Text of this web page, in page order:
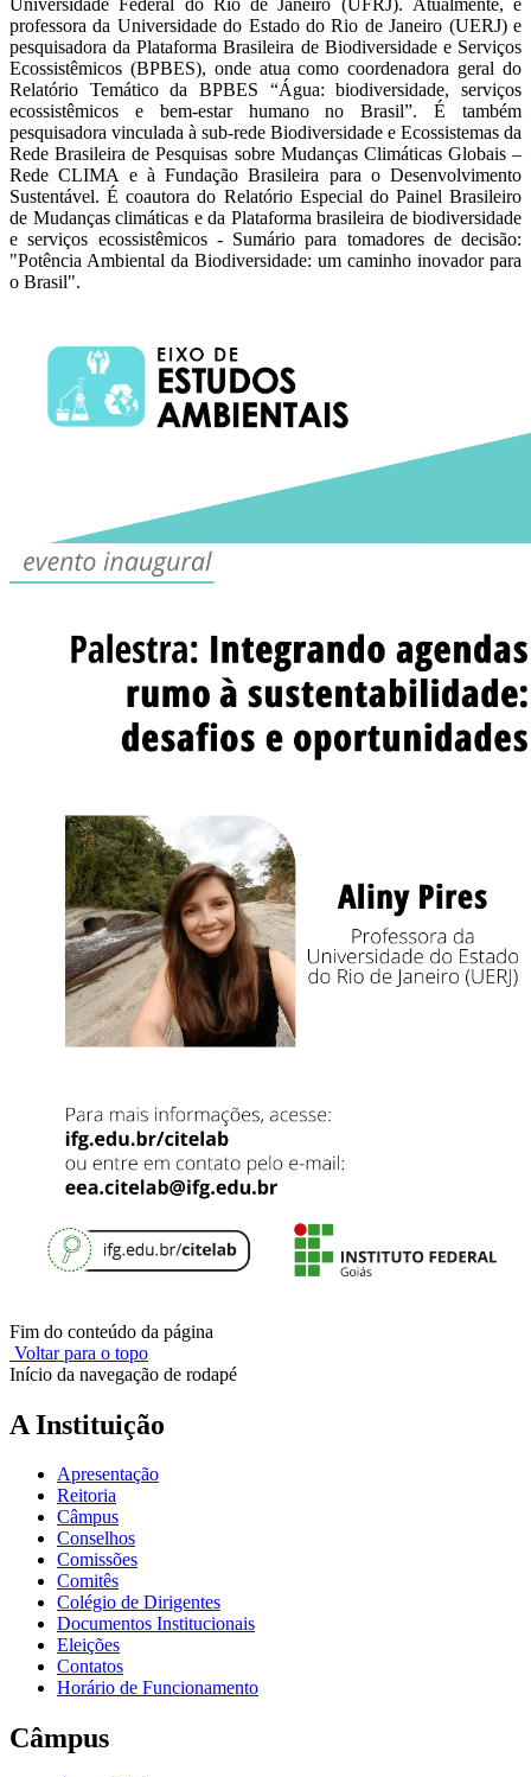
professora da Universidade do Estado do Rio de Janeiro (UERJ) e
pesquisadora da Plataforma Brasileira de Biodiversidade e Serviços
Ecossistêmicos (BPBES), onde atua como coordenadora geral do
Relatório Temático da BPBES “Água: biodiversidade, serviços
ecossistêmicos e bem-estar humano no Brasil”. É também
pesquisadora vinculada à sub-rede Biodiversidade e Ecossistemas da
Rede Brasileira de Pesquisas sobre Mudanças Climáticas Globais –
Rede CLIMA e à Fundação Brasileira para o Desenvolvimento
Sustentável. É coautora do Relatório Especial do Painel Brasileiro
de Mudanças climáticas e da Plataforma brasileira de biodiversidade
e serviços ecossistêmicos - Sumário para tomadores de decisão:
"Potência Ambiental da Biodiversidade: um caminho inovador para
o Brasil".
Fim do conteúdo da página
Voltar para o topo
Início da navegação de rodapé
A Instituição
Apresentação
Reitoria
Câmpus
Conselhos
Comissões
Comitês
Colégio de Dirigentes
Documentos Institucionais
Eleições
Contatos
Horário de Funcionamento
Câmpus